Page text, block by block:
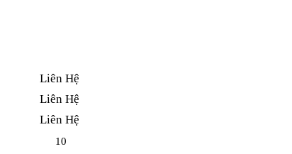
Liên Hệ
Liên Hệ
Liên Hệ
10